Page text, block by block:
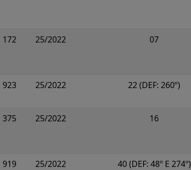
172 25/2022 07
923 25/2022 22 (DEF: 260º)
375 25/2022 16
919 25/2022 40 (DEF: 48º E 274º)